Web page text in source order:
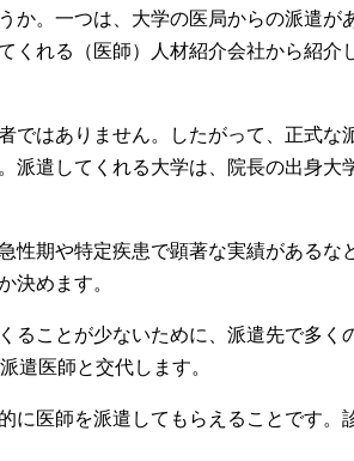
か。一つは、大学の医局からの派遣が
れる（医師）人材紹介会社から紹介
ではありません。したがって、正式な
遣してくれる大学は、院長の出身大
性期や特定疾患で顕著な実績があるな
決めます。
ることが少ないために、派遣先で多く
遣医師と交代します。
に医師を派遣してもらえることです。